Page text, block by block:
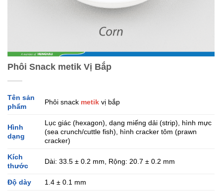
Phôi Snack metik Vị Bắp
Tên sản
phẩm
Phôi snack metik vị bắp
Hình
dạng
Lục giác (hexagon), dạng miếng dải (strip), hình mực
(sea crunch/cuttle fish), hình cracker tôm (prawn
cracker)
Kích
thước
Dài: 33.5 ± 0.2 mm, Rộng: 20.7 ± 0.2 mm
Độ dày 1.4 ± 0.1 mm